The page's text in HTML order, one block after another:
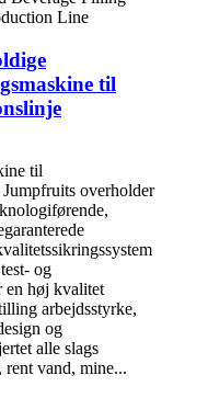
til
til
overholder
og
en høj kvalitet
arbejdsstyrke,
og
alle slags
vand, mine...